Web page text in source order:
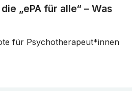
„ePA für alle“ – Was
für Psychotherapeut*innen